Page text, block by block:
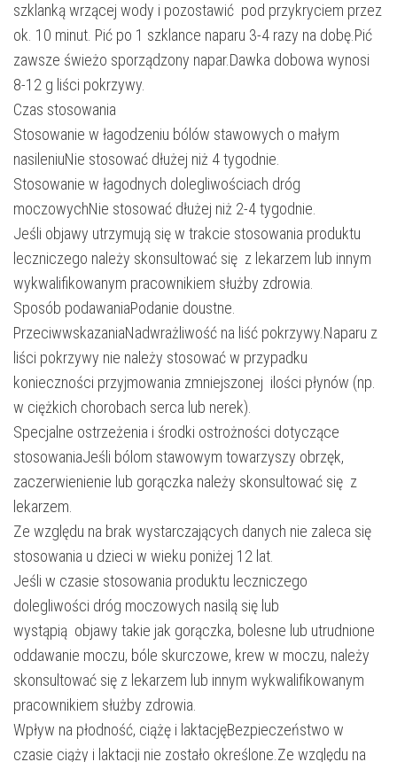
szklanką wrzącej wody i pozostawić pod przykryciem przez
ok. 10 minut. Pić po 1 szklance naparu 3-4 razy na dobę.Pić
zawsze świeżo sporządzony napar.Dawka dobowa wynosi
8-12 g liści pokrzywy.
Czas stosowania
Stosowanie w łagodzeniu bólów stawowych o małym
nasileniuNie stosować dłużej niż 4 tygodnie.
Stosowanie w łagodnych dolegliwościach dróg
moczowychNie stosować dłużej niż 2-4 tygodnie.
Jeśli objawy utrzymują się w trakcie stosowania produktu
leczniczego należy skonsultować się z lekarzem lub innym
wykwalifikowanym pracownikiem służby zdrowia.
Sposób podawaniaPodanie doustne.
PrzeciwwskazaniaNadwrażliwość na liść pokrzywy.Naparu z
liści pokrzywy nie należy stosować w przypadku
konieczności przyjmowania zmniejszonej ilości płynów (np.
w ciężkich chorobach serca lub nerek).
Specjalne ostrzeżenia i środki ostrożności dotyczące
stosowaniaJeśli bólom stawowym towarzyszy obrzęk,
zaczerwienienie lub gorączka należy skonsultować się z
lekarzem.
Ze względu na brak wystarczających danych nie zaleca się
stosowania u dzieci w wieku poniżej 12 lat.
Jeśli w czasie stosowania produktu leczniczego
dolegliwości dróg moczowych nasilą się lub
wystąpią objawy takie jak gorączka, bolesne lub utrudnione
oddawanie moczu, bóle skurczowe, krew w moczu, należy
skonsultować się z lekarzem lub innym wykwalifikowanym
pracownikiem służby zdrowia.
Wpływ na płodność, ciążę i laktacjęBezpieczeństwo w
czasie ciąży i laktacji nie zostało określone.Ze względu na